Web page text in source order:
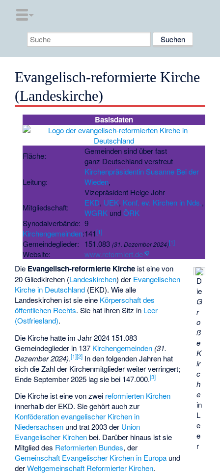
Evangelisch-reformierte Kirche
(Landeskirche)
Basisdaten
Fläche:
Gemeinden sind über fast
ganz Deutschland verstreut
Leitung:
Kirchenpräsidentin Susanne Bei der
Wieden,
Vizepräsident Helge Johr
Mitgliedschaft:
EKD, UEK, Konf. ev. Kirchen in Nds.,
WGRKundÖRK
Synodalverbände: 9
Kirchengemeinden:141[1]
Gemeindeglieder: 151.083 (31. Dezember 2024)[1]
Website: www.reformiert.de
D
ie
G
r
o
ß
e
K
ir
c
h
e
in
L
e
e
r
Die Evangelisch-reformierte Kirche ist eine von
20 Gliedkirchen (Landeskirchen) der Evangelischen
Kirche in Deutschland (EKD). Wie alle
Landeskirchen ist sie eine Körperschaft des
öffentlichen Rechts. Sie hat ihren Sitz in Leer
(Ostfriesland).
Die Kirche hatte im Jahr 2024 151.083
Gemeindeglieder in 137 Kirchengemeinden (31.
Dezember 2024).[1][2] In den folgenden Jahren hat
sich die Zahl der Kirchenmitglieder weiter verringert;
Ende September 2025 lag sie bei 147.000.[3]
Die Kirche ist eine von zwei reformierten Kirchen
innerhalb der EKD. Sie gehört auch zur
Konföderation evangelischer Kirchen in
Niedersachsen und trat 2003 der Union
Evangelischer Kirchenbei. Darüber hinaus ist sie
Mitglied des Reformierten Bundes, der
Gemeinschaft Evangelischer Kirchen in Europa und
derWeltgemeinschaft Reformierter Kirchen.